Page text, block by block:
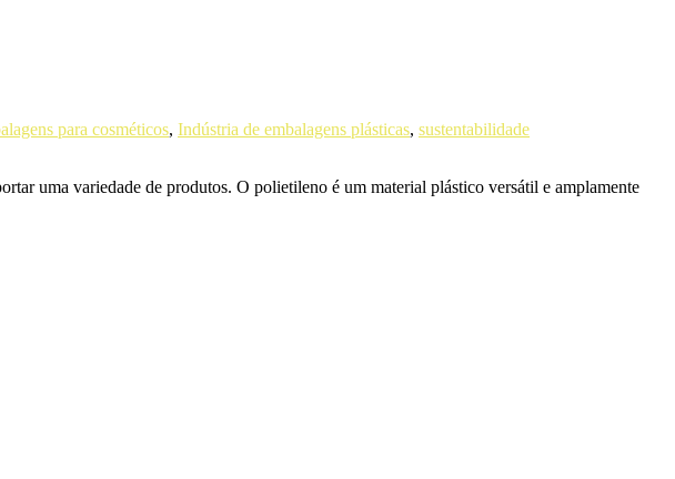
para cosméticos, Indústria de embalagens plásticas, sustentabilidade
uma variedade de produtos. O polietileno é um material plástico versátil e amplamente